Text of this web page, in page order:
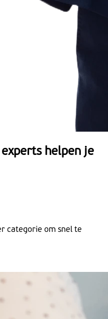
experts helpen je
categorie om snel te